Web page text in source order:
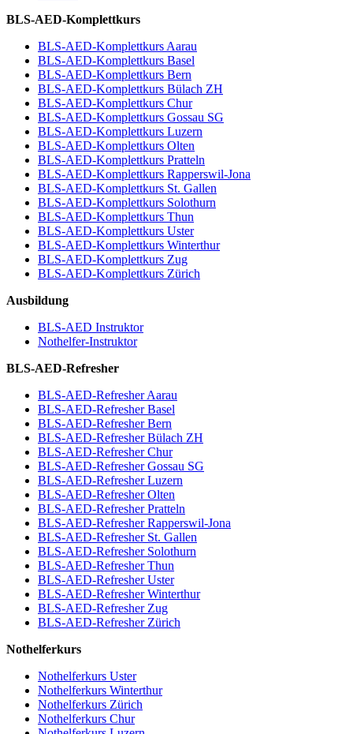
BLS-AED-Komplettkurs
BLS-AED-Komplettkurs Aarau
BLS-AED-Komplettkurs Basel
BLS-AED-Komplettkurs Bern
BLS-AED-Komplettkurs Bülach ZH
BLS-AED-Komplettkurs Chur
BLS-AED-Komplettkurs Gossau SG
BLS-AED-Komplettkurs Luzern
BLS-AED-Komplettkurs Olten
BLS-AED-Komplettkurs Pratteln
BLS-AED-Komplettkurs Rapperswil-Jona
BLS-AED-Komplettkurs St. Gallen
BLS-AED-Komplettkurs Solothurn
BLS-AED-Komplettkurs Thun
BLS-AED-Komplettkurs Uster
BLS-AED-Komplettkurs Winterthur
BLS-AED-Komplettkurs Zug
BLS-AED-Komplettkurs Zürich
Ausbildung
BLS-AED Instruktor
Nothelfer-Instruktor
BLS-AED-Refresher
BLS-AED-Refresher Aarau
BLS-AED-Refresher Basel
BLS-AED-Refresher Bern
BLS-AED-Refresher Bülach ZH
BLS-AED-Refresher Chur
BLS-AED-Refresher Gossau SG
BLS-AED-Refresher Luzern
BLS-AED-Refresher Olten
BLS-AED-Refresher Pratteln
BLS-AED-Refresher Rapperswil-Jona
BLS-AED-Refresher St. Gallen
BLS-AED-Refresher Solothurn
BLS-AED-Refresher Thun
BLS-AED-Refresher Uster
BLS-AED-Refresher Winterthur
BLS-AED-Refresher Zug
BLS-AED-Refresher Zürich
Nothelferkurs
Nothelferkurs Uster
Nothelferkurs Winterthur
Nothelferkurs Zürich
Nothelferkurs Chur